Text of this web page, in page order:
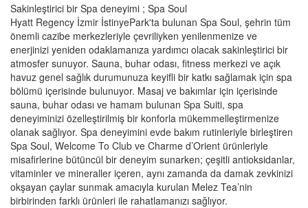
Sakinleştirici bir Spa deneyimi ; Spa Soul
Hyatt Regency İzmir İstinyePark'ta bulunan Spa Soul, şehrin tüm
önemli cazibe merkezleriyle çevriliyken yenilenmenize ve
enerjinizi yeniden odaklamanıza yardımcı olacak sakinleştirici bir
atmosfer sunuyor. Sauna, buhar odası, fitness merkezi ve açık
havuz genel sağlık durumunuza keyifli bir katkı sağlamak için spa
bölümü içerisinde bulunuyor. Masaj ve bakımlar için içerisinde
sauna, buhar odası ve hamam bulunan Spa Suiti, spa
deneyiminizi özelleştirilmiş bir konforla mükemmelleştirmenize
olanak sağlıyor. Spa deneyimini evde bakım rutinleriyle birleştiren
Spa Soul, Welcome To Club ve Charme d’Orient ürünleriyle
misafirlerine bütüncül bir deneyim sunarken; çeşitli antioksidanlar,
vitaminler ve mineraller içeren, aynı zamanda da damak zevkinizi
okşayan çaylar sunmak amacıyla kurulan Melez Tea’nin
birbirinden farklı ürünleri ile rahatlamanızı sağlıyor.